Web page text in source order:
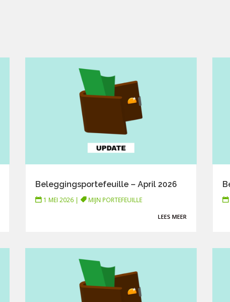
Beleggingsportefeuille – April 2026
1 MEI 2026| MIJN PORTEFEUILLE
LEES MEER